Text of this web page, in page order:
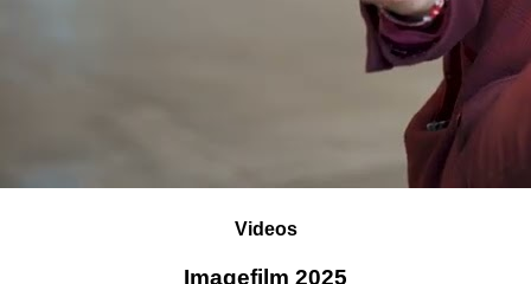
Videos
Imagefilm 2025